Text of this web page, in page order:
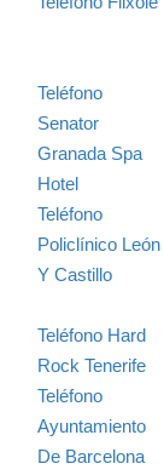
Teléfono
Senator
Granada Spa
Hotel
Teléfono
Policlínico León
Y Castillo
Teléfono Hard
Rock Tenerife
Teléfono
Ayuntamiento
De Barcelona